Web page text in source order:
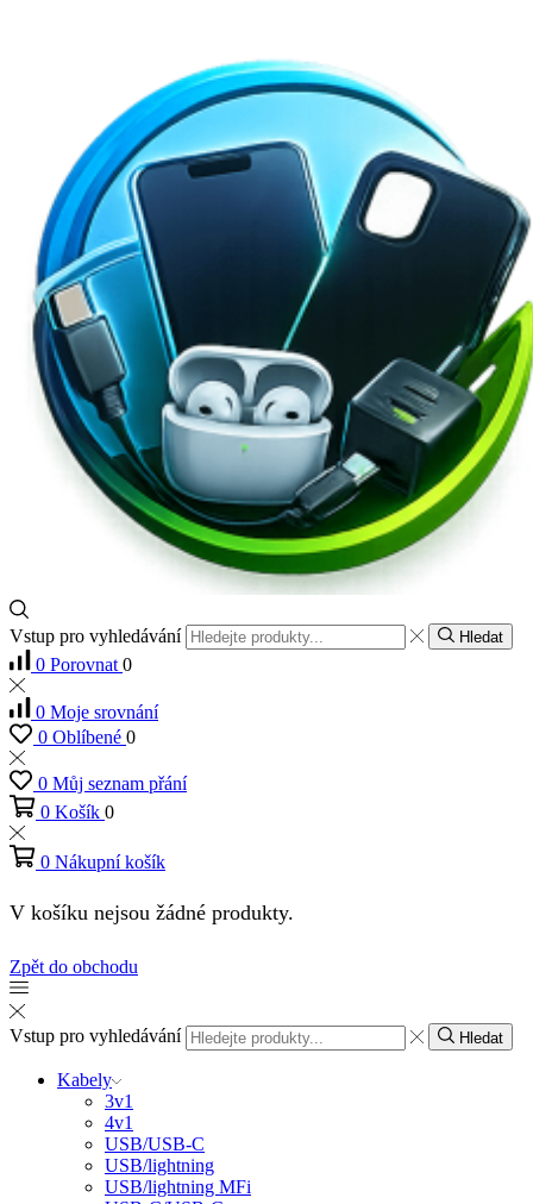
Vstup pro vyhledávání Hledat
0 Porovnat 0
0 Moje srovnání
0 Oblíbené 0
0 Můj seznam přání
0 Košík 0
0 Nákupní košík
V košíku nejsou žádné produkty.
Zpět do obchodu
Vstup pro vyhledávání Hledat
Kabely
3v1
4v1
USB/USB-C
USB/lightning
USB/lightning MFi